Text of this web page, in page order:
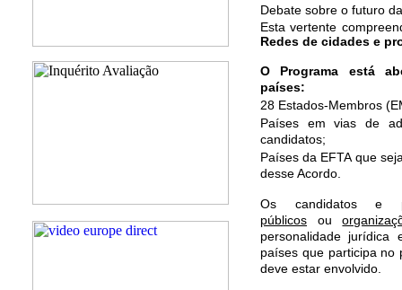
Debate sobre o futuro
Esta vertente
Redes de cidades e
O Programa está
países:
28 Estados-Membros
Países em vias de
candidatos;
Países da EFTA que
desse Acordo.
Os candidatos e
públicos ou
personalidade jurídica
países que participa no
deve estar envolvido.